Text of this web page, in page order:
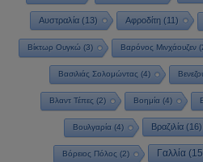
Αυστραλία (13) Αφροδίτη (11)
Βίκτωρ Ουγκώ (3) Βαρόνος Μινχάουζεν
Βασιλιάς Σολομώντας (4)
Βλαντ Τέπες (2) Βοημία (4)
Βουλγαρία (4) Βραζιλία (16)
Βόρειος Πόλος (2) Γαλλία